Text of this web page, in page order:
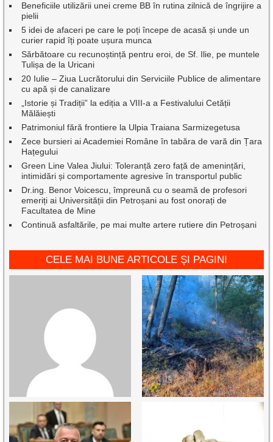
Beneficiile utilizării unei creme BB în rutina zilnică de îngrijire a
pielii
5 idei de afaceri pe care le poți începe de acasă și unde un
curier rapid îți poate ușura munca
Sărbătoare cu recunoștință pentru eroi, de Sf. Ilie, pe muntele
Tulișa de la Uricani
20 Iulie – Ziua Lucrătorului din Serviciile Publice de alimentare
cu apă și de canalizare
„Istorie și Tradiții” la ediția a VIII-a a Festivalului Cetății
Mălăiești
Patrimoniul fără frontiere la Ulpia Traiana Sarmizegetusa
Zece bursieri ai Academiei Române în tabăra de vară din Țara
Hațegului
Green Line Valea Jiului: Toleranță zero față de amenințări,
intimidări și comportamente agresive în transportul public
Dr.ing. Benor Voicescu, împreună cu o seamă de profesori
emeriți ai Universității din Petroșani au fost onorați de
Facultatea de Mine
Continuă asfaltările, pe mai multe artere rutiere din Petroșani
CELE MAI BUNE ARTICOLE ȘI PAGINI